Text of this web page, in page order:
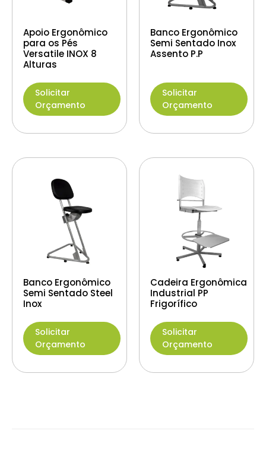
Apoio Ergonômico
para os Pés
Versatile INOX 8
Alturas
Solicitar
Orçamento
Banco Ergonômico
Semi Sentado Inox
Assento P.P
Solicitar
Orçamento
Banco Ergonômico
Semi Sentado Steel
Inox
Solicitar
Orçamento
Cadeira Ergonômica
Industrial PP
Frigorífico
Solicitar
Orçamento